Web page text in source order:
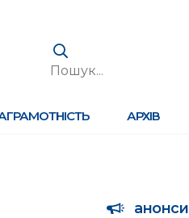
АРХІВ
анонси